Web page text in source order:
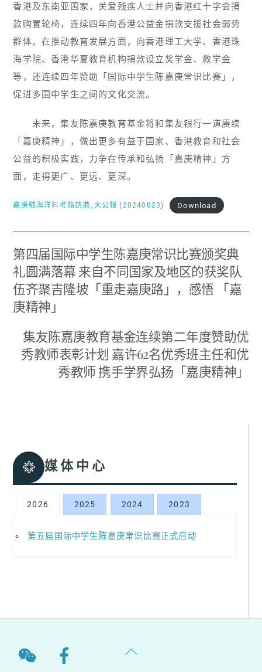
香港及东南亚国家，关爱残疾人士并向香港红十字会捐
款购置轮椅，连续四年向香港公益金捐款支援社会弱势
群体。在推动教育发展方面，向香港理工大学、香港珠
海学院、香港华夏教育机构捐款设立奖学金、教学金
等，还连续四年赞助「国际中学生陈嘉庚常识比赛」，
促进多国中学生之间的文化交流。
未来，集友陈嘉庚教育基金将和集友银行一道赓续
「嘉庚精神」，做出更多有益于国家、香港教育和社会
公益的积极实践，力争在传承和弘扬「嘉庚精神」方
面，走得更广、更远、更深。
嘉庚號海洋科考船訪港_大公報 (20240823) Download
第四届国际中学生陈嘉庚常识比赛颁奖典
礼圆满落幕 来自不同国家及地区的获奖队
伍齐聚吉隆坡「重走嘉庚路」，感悟 「嘉
庚精神」
集友陈嘉庚教育基金连续第二年度赞助优
秀教师表彰计划 嘉许62名优秀班主任和优
秀教师 携手学界弘扬「嘉庚精神」
媒体中心
2026 2025 2024 2023
第五届国际中学生陈嘉庚常识比赛正式启动
Back